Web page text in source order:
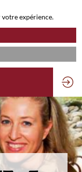
votre expérience.